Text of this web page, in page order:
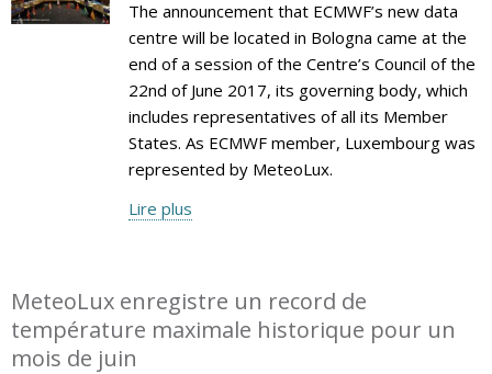
The announcement that ECMWF’s new data
centre will be located in Bologna came at the
end of a session of the Centre’s Council of the
22nd of June 2017, its governing body, which
includes representatives of all its Member
States. As ECMWF member, Luxembourg was
represented by MeteoLux.
Lire plus
MeteoLux enregistre un record de
température maximale historique pour un
mois de juin